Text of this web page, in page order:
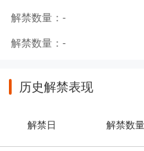
解禁数量： -
解禁数量： -
历史解禁表现
解禁日 解禁数量